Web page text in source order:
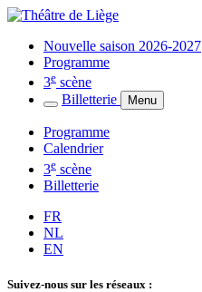
Nouvelle saison 2026-2027
Programme
3e scène
Billetterie
Menu
Programme
Calendrier
3e scène
Billetterie
FR
NL
EN
Suivez-nous sur les réseaux :